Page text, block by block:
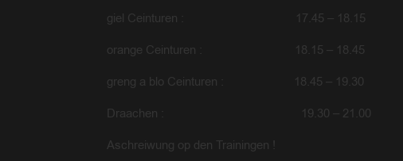
giel Ceinturen : 17.45 – 18.15
orange Ceinturen : 18.15 – 18.45
greng a blo Ceinturen : 18.45 – 19.30
Draachen : 19.30 – 21.00
Aschreiwung op den Trainingen !